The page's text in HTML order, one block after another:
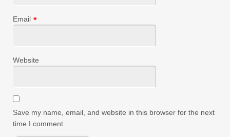
Email *
Website
Save my name, email, and website in this browser for the next
time I comment.